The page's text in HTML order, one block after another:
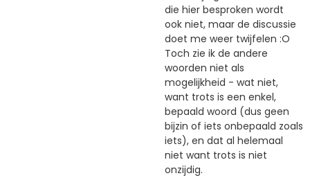
die hier besproken wordt
ook niet, maar de discussie
doet me weer twijfelen :O
Toch zie ik de andere
woorden niet als
mogelijkheid - wat niet,
want trots is een enkel,
bepaald woord (dus geen
bijzin of iets onbepaald zoals
iets), en dat al helemaal
niet want trots is niet
onzijdig.